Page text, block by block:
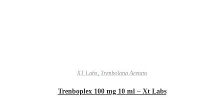
XT Labs, Trenbolona Acetato
Trenboplex 100 mg 10 ml – Xt Labs